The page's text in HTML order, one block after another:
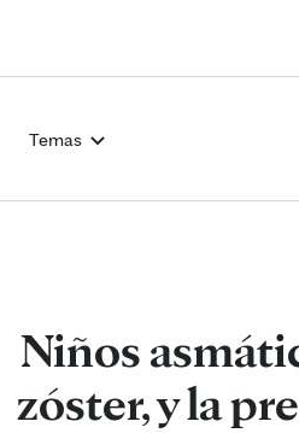
Temas
Niños
zóster, y la